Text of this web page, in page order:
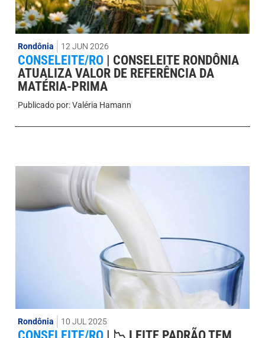
Rondônia 12 JUN 2026
CONSELEITE/RO | CONSELEITE RONDÔNIA
ATUALIZA VALOR DE REFERÊNCIA DA
MATÉRIA-PRIMA
Publicado por:Valéria Hamann
Rondônia 10 JUL 2025